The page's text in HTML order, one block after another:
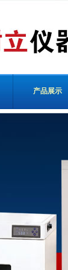
产品展示